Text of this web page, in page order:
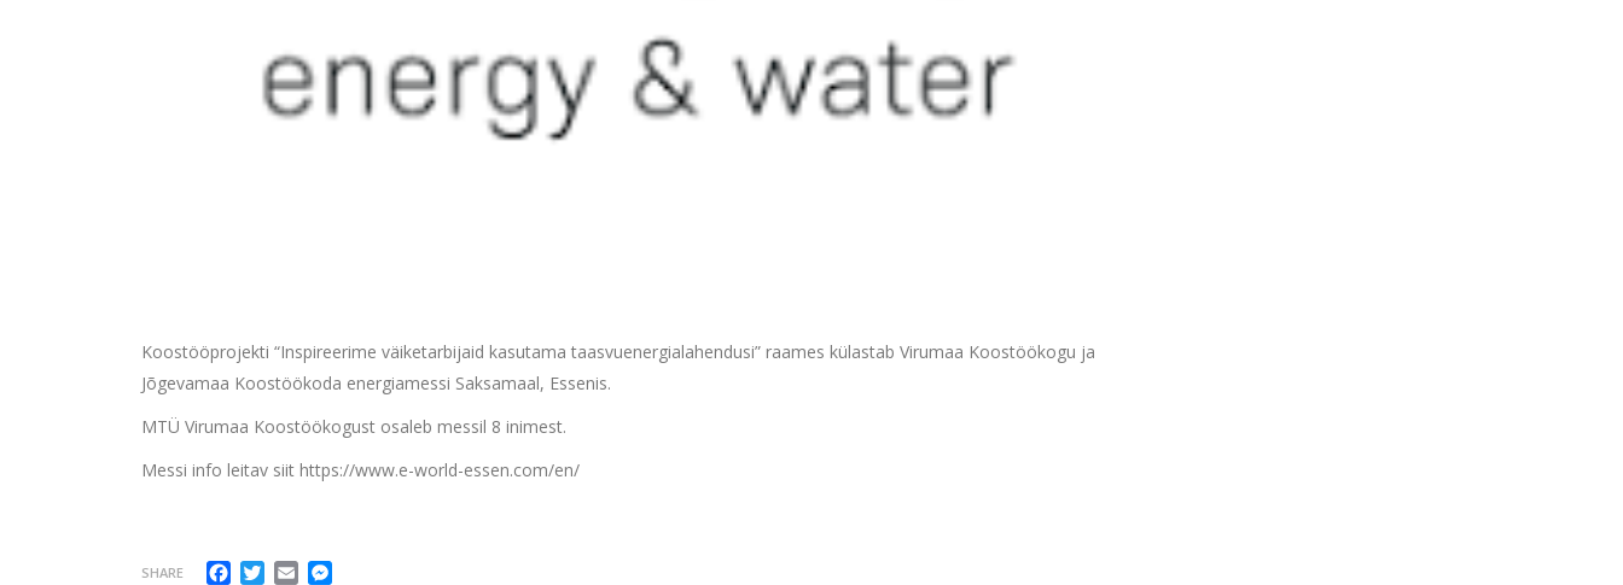
Koostööprojekti “Inspireerime väiketarbijaid kasutama taasvuenergialahendusi” raames külastab Virumaa Koostöökogu ja
Jõgevamaa Koostöökoda energiamessi Saksamaal, Essenis.
MTÜ Virumaa Koostöökogust osaleb messil 8 inimest.
Messi info leitav siit https://www.e-world-essen.com/en/
SHARE Facebook
Twitter
Email